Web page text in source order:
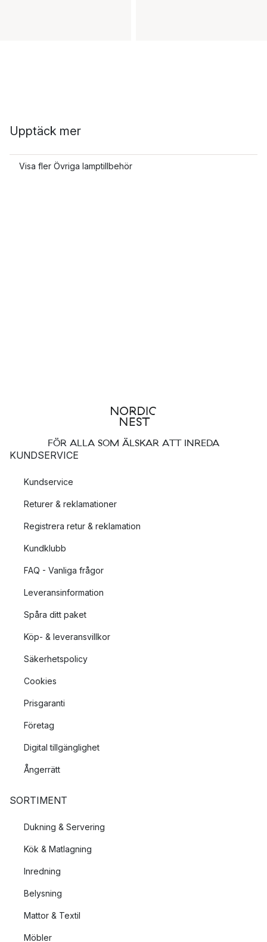
Upptäck mer
Visa fler Övriga lamptillbehör
FÖR ALLA SOM ÄLSKAR ATT INREDA
KUNDSERVICE
Kundservice
Returer & reklamationer
Registrera retur & reklamation
Kundklubb
FAQ - Vanliga frågor
Leveransinformation
Spåra ditt paket
Köp- & leveransvillkor
Säkerhetspolicy
Cookies
Prisgaranti
Företag
Digital tillgänglighet
Ångerrätt
SORTIMENT
Dukning & Servering
Kök & Matlagning
Inredning
Belysning
Mattor & Textil
Möbler